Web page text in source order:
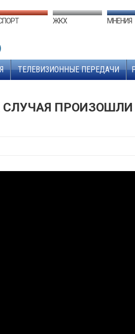
ЖКХ МНЕНИЯ
ТЕЛЕВИЗИОННЫЕ ПЕРЕДАЧИ
СЛУЧАЯ ПРОИЗОШЛИ